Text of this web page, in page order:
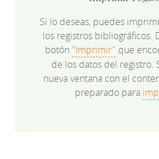
Si lo deseas, puedes
los registros bibliográficos.
botón "Imprimir" que
de los datos del registro.
nueva ventana con el
preparado para